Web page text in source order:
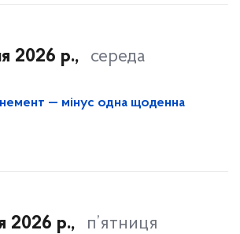
2026 р., середа
— мінус одна щоденна
2026 р., п’ятниця